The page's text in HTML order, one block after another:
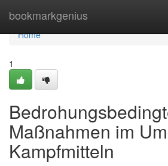
bookmarkgenius
Home
Home
1
Maßnahmen im
Kampfmitteln